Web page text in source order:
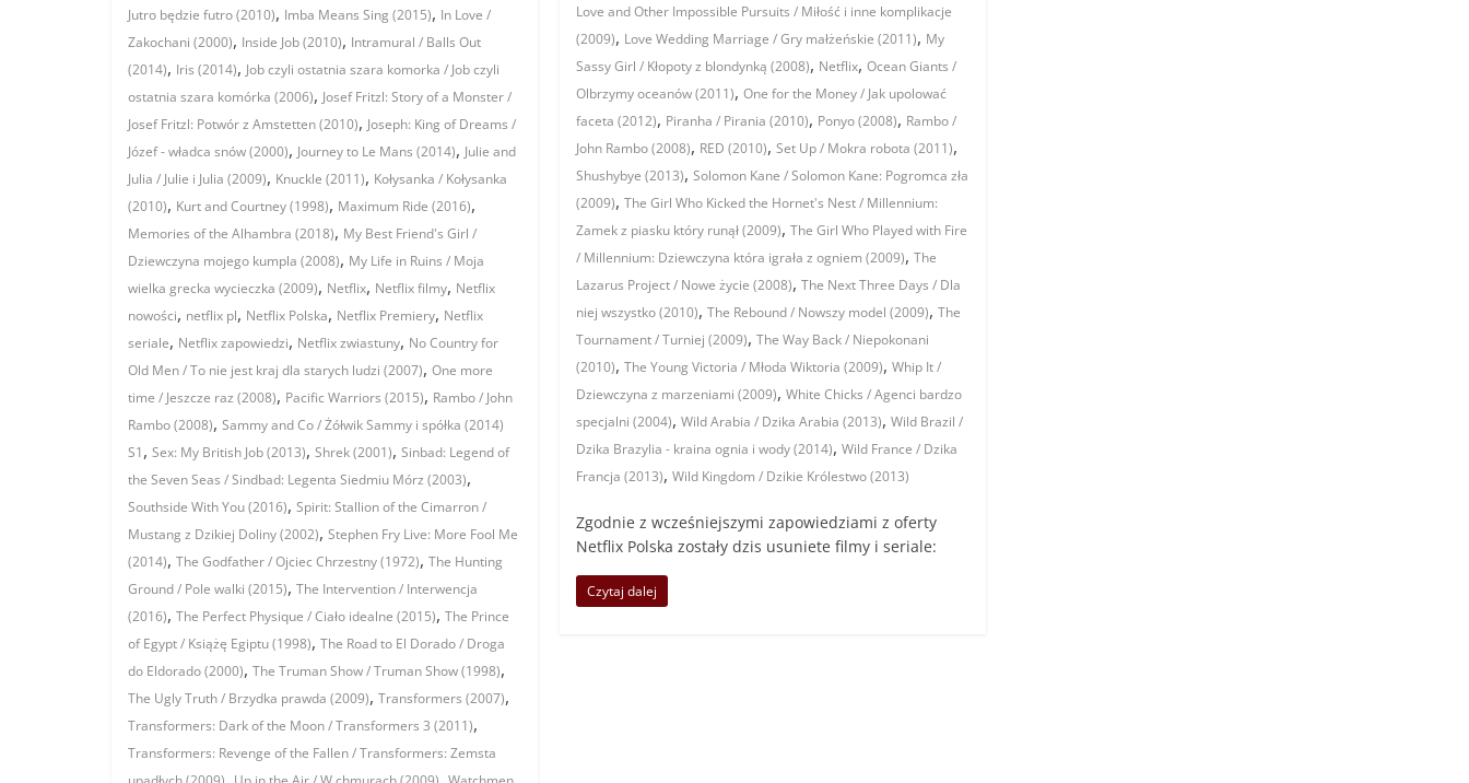
Jutro będzie futro (2010), Imba Means Sing (2015), In Love /
Zakochani (2000), Inside Job (2010), Intramural / Balls Out
(2014), Iris (2014), Job czyli ostatnia szara komorka / Job czyli
ostatnia szara komórka (2006), Josef Fritzl: Story of a Monster /
Josef Fritzl: Potwór z Amstetten (2010), Joseph: King of Dreams /
Józef - władca snów (2000), Journey to Le Mans (2014), Julie and
Julia / Julie i Julia (2009), Knuckle (2011), Kołysanka / Kołysanka
(2010), Kurt and Courtney (1998), Maximum Ride (2016),
Memories of the Alhambra (2018), My Best Friend's Girl /
Dziewczyna mojego kumpla (2008), My Life in Ruins / Moja
wielka grecka wycieczka (2009), Netflix, Netflix filmy, Netflix
nowości, netflix pl, Netflix Polska, Netflix Premiery, Netflix
seriale, Netflix zapowiedzi, Netflix zwiastuny, No Country for
Old Men / To nie jest kraj dla starych ludzi (2007), One more
time / Jeszcze raz (2008), Pacific Warriors (2015), Rambo / John
Rambo (2008), Sammy and Co / Żółwik Sammy i spółka (2014)
S1, Sex: My British Job (2013), Shrek (2001), Sinbad: Legend of
the Seven Seas / Sindbad: Legenta Siedmiu Mórz (2003),
Southside With You (2016), Spirit: Stallion of the Cimarron /
Mustang z Dzikiej Doliny (2002), Stephen Fry Live: More Fool Me
(2014), The Godfather / Ojciec Chrzestny (1972), The Hunting
Ground / Pole walki (2015), The Intervention / Interwencja
(2016), The Perfect Physique / Ciało idealne (2015), The Prince
of Egypt / Książę Egiptu (1998), The Road to El Dorado / Droga
do Eldorado (2000), The Truman Show / Truman Show (1998),
The Ugly Truth / Brzydka prawda (2009), Transformers (2007),
Transformers: Dark of the Moon / Transformers 3 (2011),
Transformers: Revenge of the Fallen / Transformers: Zemsta
Love and Other Impossible Pursuits / Miłość i inne komplikacje
(2009), Love Wedding Marriage / Gry małżeńskie (2011), My
Sassy Girl / Kłopoty z blondynką (2008), Netflix,Ocean Giants /
Olbrzymy oceanów (2011),One for the Money / Jak upolować
faceta (2012), Piranha / Pirania (2010), Ponyo (2008), Rambo /
John Rambo (2008), RED (2010),Set Up / Mokra robota (2011),
Shushybye (2013),Solomon Kane / Solomon Kane: Pogromca zła
(2009),The Girl Who Kicked the Hornet's Nest / Millennium:
Zamek z piasku który runął (2009),The Girl Who Played with Fire
/ Millennium: Dziewczyna która igrała z ogniem (2009),The
Lazarus Project / Nowe życie (2008),The Next Three Days / Dla
niej wszystko (2010),The Rebound / Nowszy model (2009),The
Tournament / Turniej (2009),The Way Back / Niepokonani
(2010),The Young Victoria / Młoda Wiktoria (2009),Whip It /
Dziewczyna z marzeniami (2009),White Chicks / Agenci bardzo
specjalni (2004),Wild Arabia / Dzika Arabia (2013),Wild Brazil /
Dzika Brazylia - kraina ognia i wody (2014),Wild France / Dzika
Francja (2013),Wild Kingdom / Dzikie Królestwo (2013)
Zgodnie z wcześniejszymi zapowiedziami z oferty
Netflix Polska zostały dzis usuniete filmy i seriale:
Czytaj dalej